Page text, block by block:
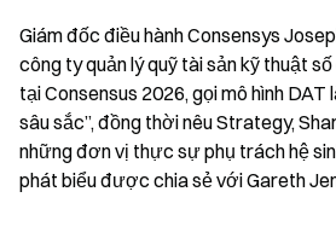
Giám đốc điều hành Consensys
công ty quản lý quỹ tài sản kỹ thuật
tại Consensus 2026, gọi mô hình DAT
sâu sắc”, đồng thời nêu Strategy,
những đơn vị thực sự phụ trách hệ
phát biểu được chia sẻ với Gareth